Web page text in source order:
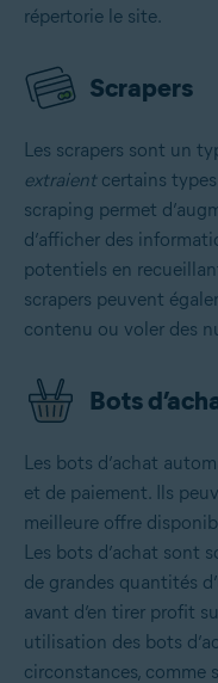
répertorie le site.
Scrapers
Les scrapers sont un
extraient certains
scraping permet
d’afficher des
potentiels en
scrapers peuvent
contenu ou voler des
Bots
Les bots d’achat
et de paiement. Ils
meilleure offre
Les bots d’achat sont
de grandes quantités
avant d’en tirer profit
utilisation des bots
circonstances, comme